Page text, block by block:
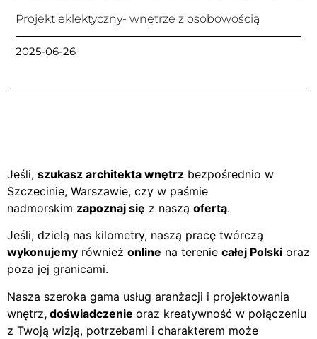
Projekt eklektyczny- wnętrze z osobowością
2025-06-26
Jeśli, szukasz architekta wnętrz bezpośrednio w
Szczecinie, Warszawie, czy w paśmie
nadmorskim zapoznaj się z naszą ofertą.
Jeśli, dzielą nas kilometry, naszą pracę twórczą
wykonujemy również online na terenie całej Polski oraz
poza jej granicami.
Nasza szeroka gama usług aranżacji i projektowania
wnętrz, doświadczenie oraz kreatywność w połączeniu
z Twoją wizją, potrzebami i charakterem może